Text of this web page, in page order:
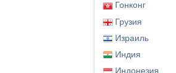
Гонконг
Грузия
Израиль
Индия
Индонезия